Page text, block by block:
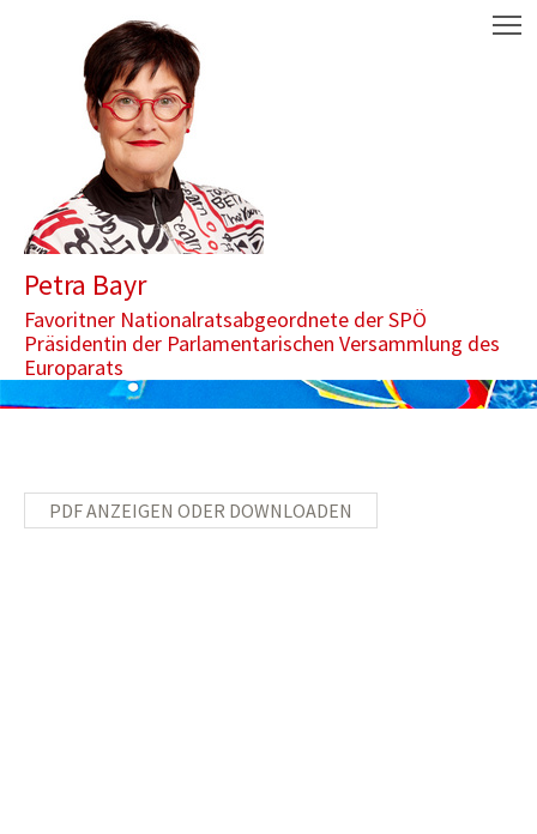
Aktuelle Seite: Anfrage betreffend die österreichischen
Petra Bayr
Favoritner Nationalratsabgeordnete der SPÖ
Präsidentin der Parlamentarischen Versammlung des
Europarats
PDF ANZEIGEN ODER DOWNLOADEN